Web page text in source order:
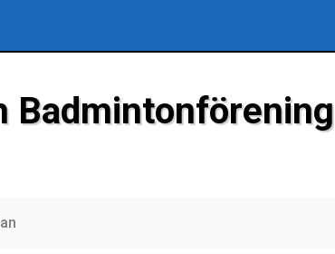
Badmintonförening